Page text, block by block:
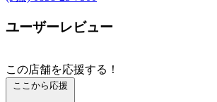
ユーザーレビュー
この店舗を応援する！
ここから応援